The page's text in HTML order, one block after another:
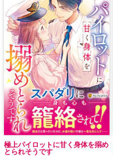
極上パイロットに甘く身体を搦め
とられそうです